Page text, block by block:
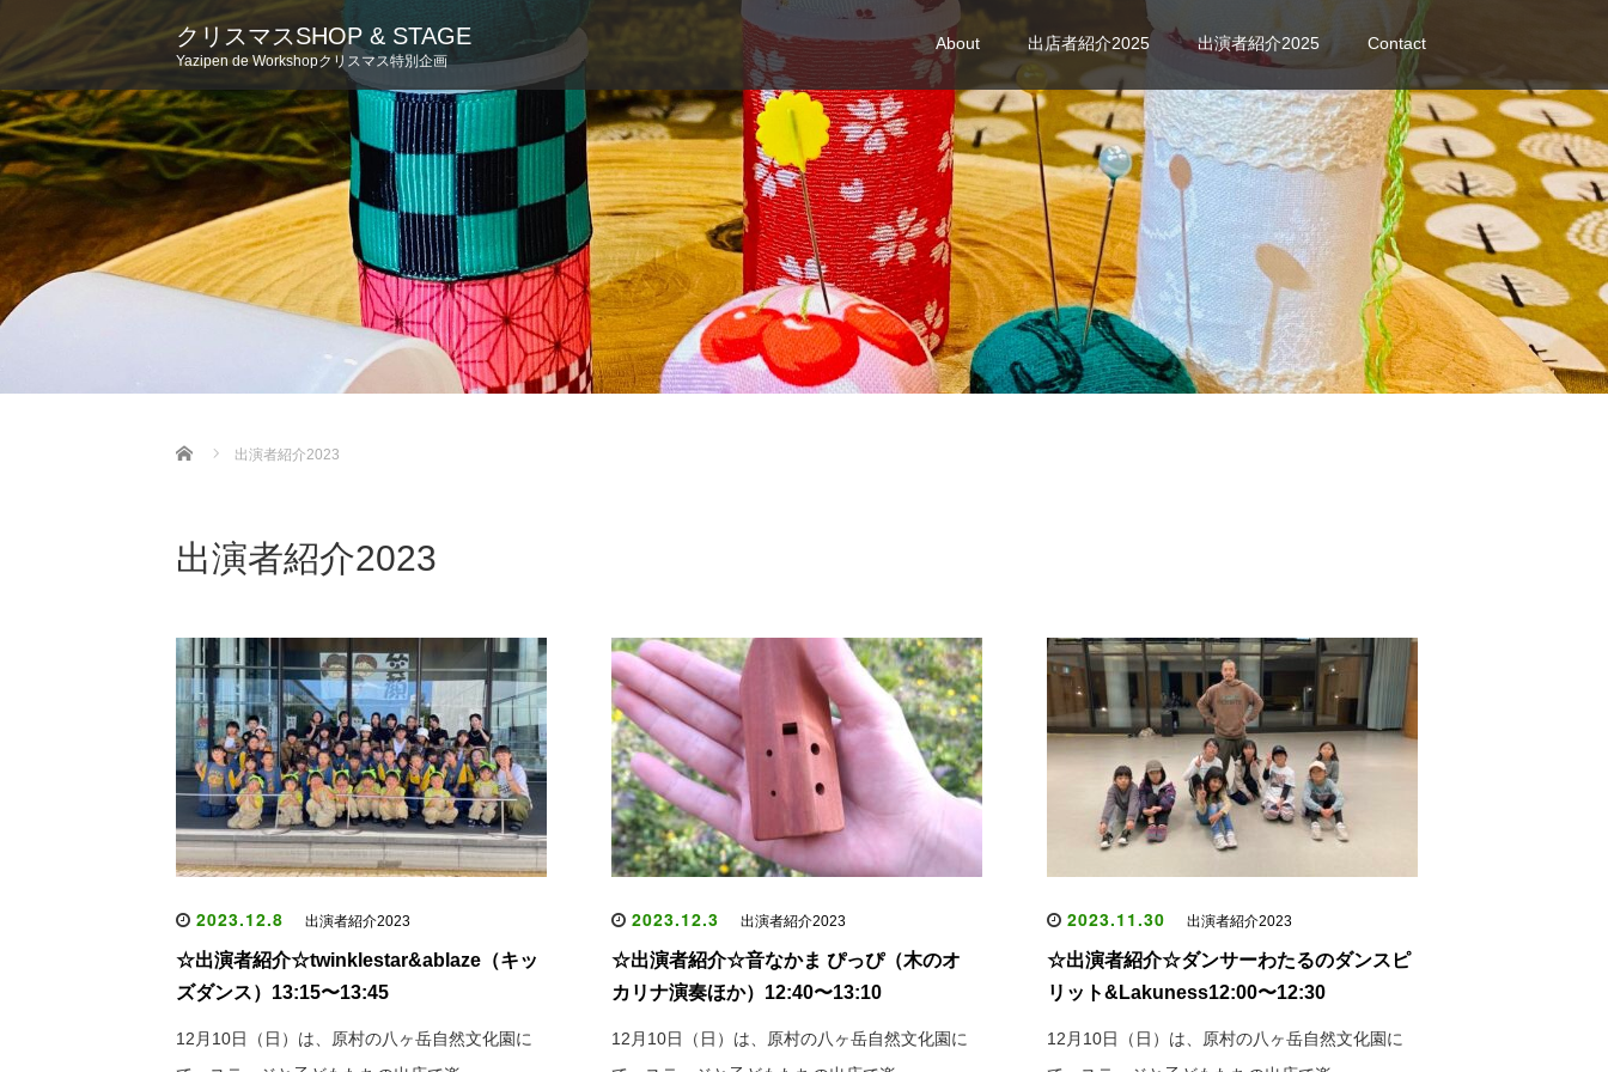
クリスマスSHOP & STAGE
Yazipen de Workshopクリスマス特別企画
About 出店者紹介2025 出演者紹介2025 Contact
Home 出演者紹介2023
出演者紹介2023
2023.12.8 出演者紹介2023
☆出演者紹介☆twinklestar&ablaze（キッ
ズダンス）13:15〜13:45
12月10日（日）は、原村の八ヶ岳自然文化園に
2023.12.3 出演者紹介2023
☆出演者紹介☆⾳なかま ぴっぴ（木のオ
カリナ演奏ほか）12:40〜13:10
12月10日（日）は、原村の八ヶ岳自然文化園に
2023.11.30 出演者紹介2023
☆出演者紹介☆ダンサーわたるのダンスピ
リット&Lakuness12:00〜12:30
12月10日（日）は、原村の八ヶ岳自然文化園に